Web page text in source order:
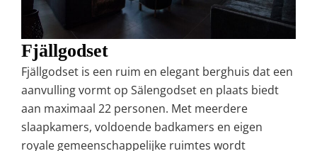
Fjällgodset
Fjällgodset is een ruim en elegant berghuis dat een
aanvulling vormt op Sälengodset en plaats biedt
aan maximaal 22 personen. Met meerdere
slaapkamers, voldoende badkamers en eigen
royale gemeenschappelijke ruimtes wordt